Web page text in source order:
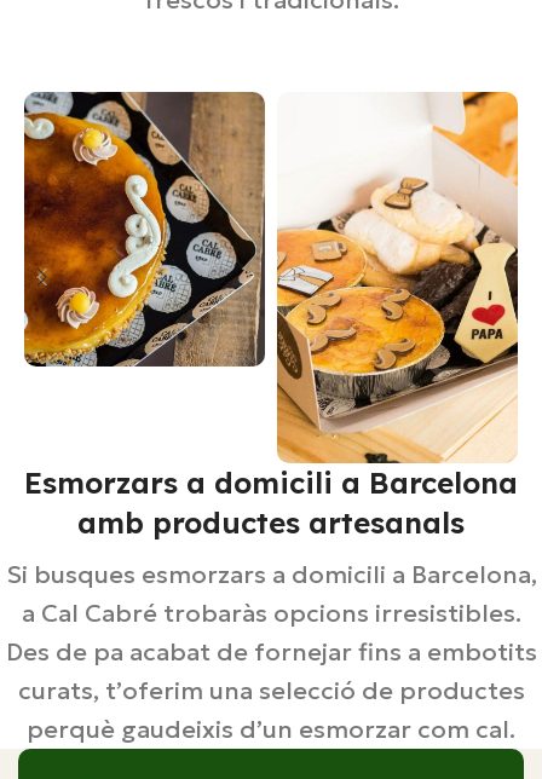
Esmorzars a domicili a Barcelona
amb productes artesanals
Si busques esmorzars a domicili a Barcelona,
a Cal Cabré trobaràs opcions irresistibles.
Des de pa acabat de fornejar fins a embotits
curats, t’oferim una selecció de productes
perquè gaudeixis d’un esmorzar com cal.